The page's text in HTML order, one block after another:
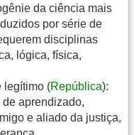
da ciência mais
por série de
disciplinas
lógica, física,
legítimo (República):
aprendizado,
e aliado da justiça,